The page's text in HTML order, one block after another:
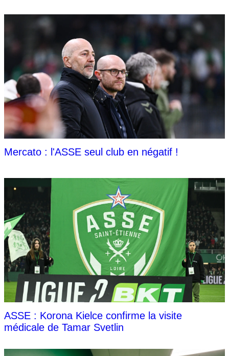
Mercato : l'ASSE seul club en négatif !
ASSE : Korona Kielce confirme la visite
médicale de Tamar Svetlin